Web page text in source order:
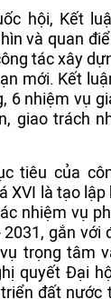
hội, Kết
và quan
tác xây
mới. Kết
6 nhiệm vụ
giao trách
tiêu của
XVI là tạo
nhiệm vụ
gắn với
trọng tâm
quyết Đại
đất nước